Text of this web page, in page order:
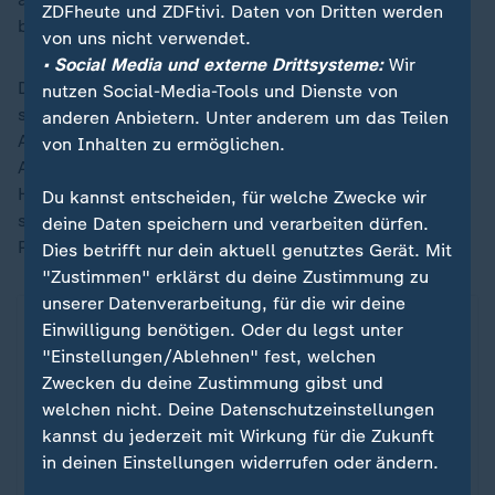
betroffen gewesen zu sein.
Die Feuerwehr sei aber durchgehend handlungsfähig,
sie könne zur Kommunikation andere Systeme nutzen.
Auch die Berliner Polizei sprach von einer Störung. Am
Abend lief es dann wieder problemlos in der
Hauptstadt. "Seit kurz nach 18 Uhr kann wieder
störungsfrei gefunkt werden", teilte die Polizei auf der
PlattformXmit.
X-Post der Berliner Polizei
Ein Klick für den Datenschutz
Erst wenn Sie hier klicken, werden Bilder und
ZDFheute und ZDFtivi. Daten von Dritten werden
von uns nicht verwendet.
• Social Media und externe Drittsysteme:Wir
nutzen Social-Media-Tools und Dienste von
anderen Anbietern. Unter anderem um das Teilen
von Inhalten zu ermöglichen.
Du kannst entscheiden, für welche Zwecke wir
deine Daten speichern und verarbeiten dürfen.
Dies betrifft nur dein aktuell genutztes Gerät. Mit
"Zustimmen" erklärst du deine Zustimmung zu
unserer Datenverarbeitung, für die wir deine
Einwilligung benötigen. Oder du legst unter
"Einstellungen/Ablehnen" fest, welchen
Zwecken du deine Zustimmung gibst und
welchen nicht. Deine Datenschutzeinstellungen
kannst du jederzeit mit Wirkung für die Zukunft
in deinen Einstellungen widerrufen oder ändern.